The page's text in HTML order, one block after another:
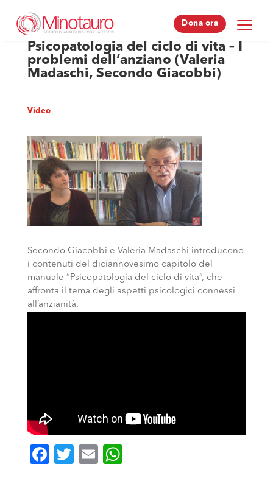
Dona ora
Dona ora
Psicopatologia del ciclo di vita – I
problemi dell’anziano (Valeria
Madaschi, Secondo Giacobbi)
Video
Secondo Giacobbi e Valeria Madaschi introducono
i contenuti del diciannovesimo capitolo del
manuale “Psicopatologia del ciclo di vita”, che
affronta il tema degli aspetti psicologici connessi
all’anzianità.
Facebook
Twitter
Email